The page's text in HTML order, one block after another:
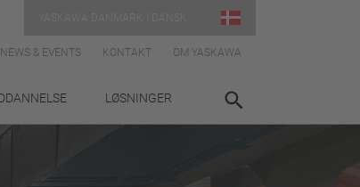
NEWS & EVENTS KONTAKT OM YASKAWA
LØSNINGER